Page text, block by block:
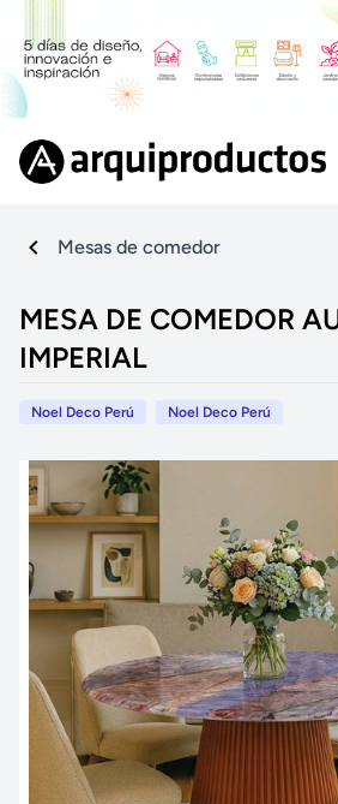
Mesas de comedor
MESA DE COMEDOR
IMPERIAL
Noel Deco Perú Noel Deco Perú